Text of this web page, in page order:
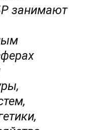
занимают